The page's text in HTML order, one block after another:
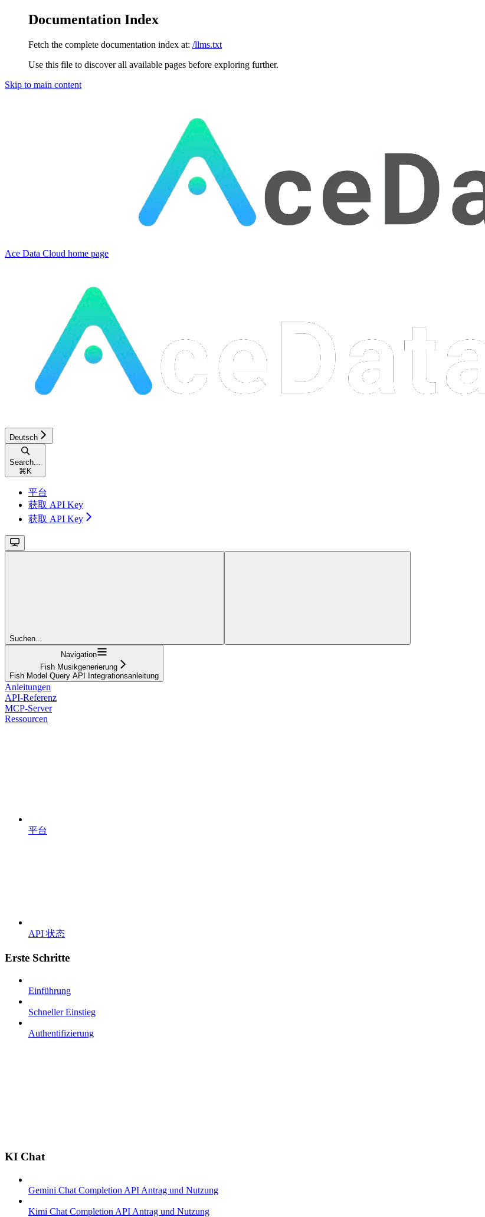
Documentation Index
Fetch the complete documentation index at: /llms.txt
Use this file to discover all available pages before exploring further.
Skip to main content
Ace Data Cloud home page
Deutsch
Search...
⌘ K
平台
获取 API Key
获取 API Key
Suchen...
Navigation
Fish Musikgenerierung
Fish Model Query API Integrationsanleitung
Anleitungen
API-Referenz
MCP-Server
Ressourcen
平台
API 状态
Erste Schritte
Einführung
Schneller Einstieg
Authentifizierung
KI Chat
Gemini Chat Completion API Antrag und Nutzung
Kimi Chat Completion API Antrag und Nutzung